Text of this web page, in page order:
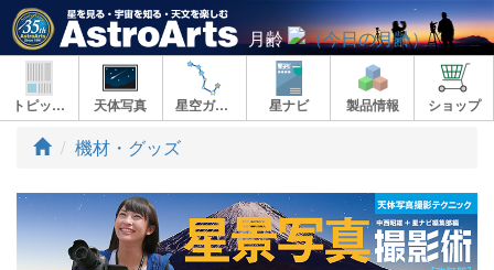
月齢
トピックス 天体写真 星空ガイド 星ナビ 製品情報 ショップ
ト
プ
機材・グッズ